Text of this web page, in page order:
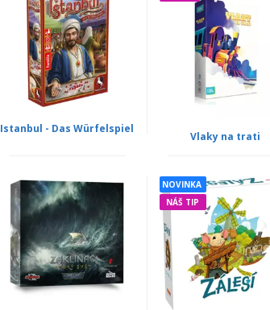
Istanbul - Das Würfelspiel
Vlaky na trati
NOVINKA
NÁŠ TIP